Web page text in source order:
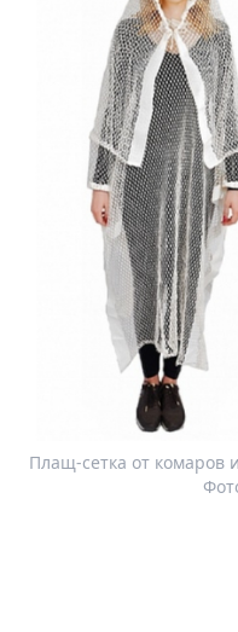
Плащ-сетка от комаров